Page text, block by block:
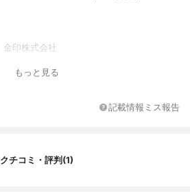
金印株式会社
もっと見る
記載情報ミス報告
クチコミ・評判(1)